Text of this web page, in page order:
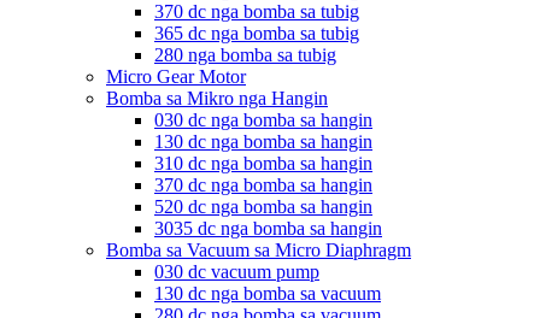
370 dc nga bomba sa tubig
365 dc nga bomba sa tubig
280 nga bomba sa tubig
Micro Gear Motor
Bomba sa Mikro nga Hangin
030 dc nga bomba sa hangin
130 dc nga bomba sa hangin
310 dc nga bomba sa hangin
370 dc nga bomba sa hangin
520 dc nga bomba sa hangin
3035 dc nga bomba sa hangin
Bomba sa Vacuum sa Micro Diaphragm
030 dc vacuum pump
130 dc nga bomba sa vacuum